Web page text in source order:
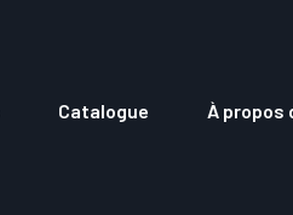
Catalogue
À propos